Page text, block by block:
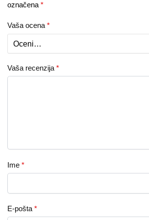
označena *
Vaša ocena *
Vaša recenzija *
Ime *
E-pošta *